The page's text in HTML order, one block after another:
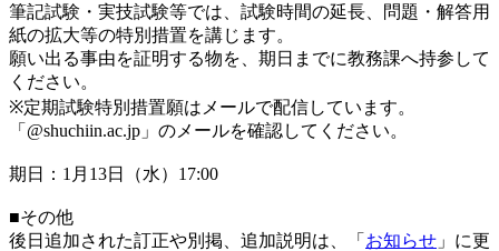
筆記試験・実技試験等では、試験時間の延長、問題・解答用
紙の拡大等の特別措置を講じます。
願い出る事由を証明する物を、期日までに教務課へ持参して
ください。
※定期試験特別措置願はメールで配信しています。
「@shuchiin.ac.jp」のメールを確認してください。
期日：1月13日（水）17:00
■その他
後日追加された訂正や別掲、追加説明は、「 お知らせ 」に更